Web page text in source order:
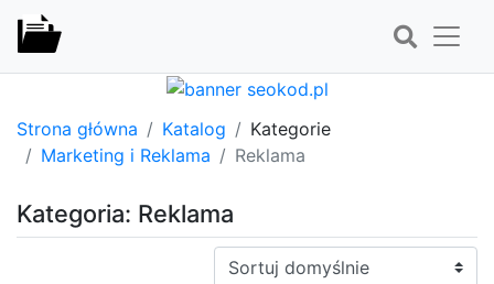
Strona główna Katalog
Kategorie
Marketing i Reklama
Reklama
Kategoria: Reklama
Sortuj: